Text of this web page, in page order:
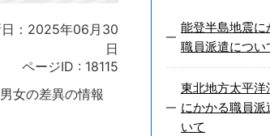
：2025年06月30
日
ページID : 18115
女の差異の情報
能登半島地震に
職員派遣につい
東北地方太平洋
にかかる職員派
いて